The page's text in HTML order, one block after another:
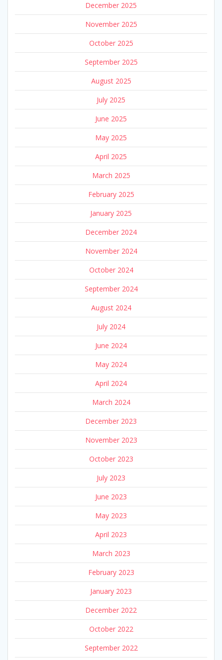
December 2025
November 2025
October 2025
September 2025
August 2025
July 2025
June 2025
May 2025
April 2025
March 2025
February 2025
January 2025
December 2024
November 2024
October 2024
September 2024
August 2024
July 2024
June 2024
May 2024
April 2024
March 2024
December 2023
November 2023
October 2023
July 2023
June 2023
May 2023
April 2023
March 2023
February 2023
January 2023
December 2022
October 2022
September 2022